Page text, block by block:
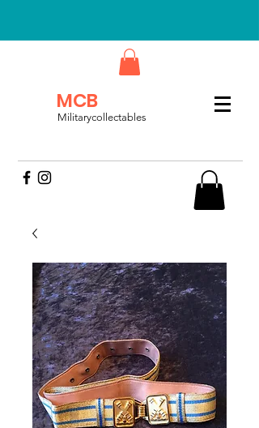
MCB
Militarycollectables